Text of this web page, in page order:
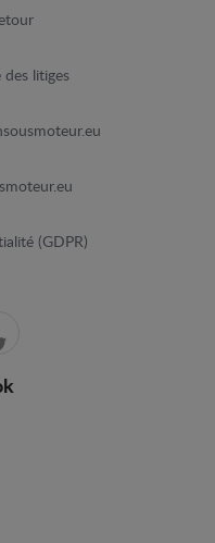
des litiges
(GDPR)